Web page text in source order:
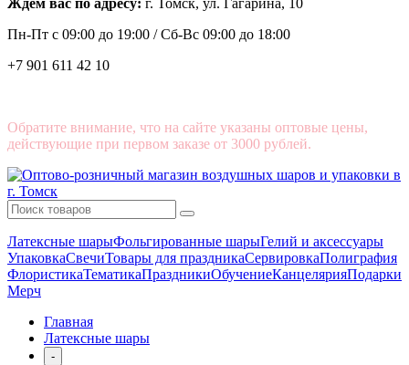
Ждём вас по адресу: г. Томск, ул. Гагарина, 10
Пн-Пт с 09:00 до 19:00 /Сб-Вс 09:00 до 18:00
+7 901 611 42 10
Обратите внимание, что на сайте указаны оптовые цены,
действующие при первом заказе от 3000 рублей.
Латексные шарыФольгированные шарыГелий и аксессуары
УпаковкаСвечиТовары для праздникаСервировкаПолиграфия
ФлористикаТематикаПраздникиОбучениеКанцелярияПодарки
Мерч
Главная
Латексные шары
-